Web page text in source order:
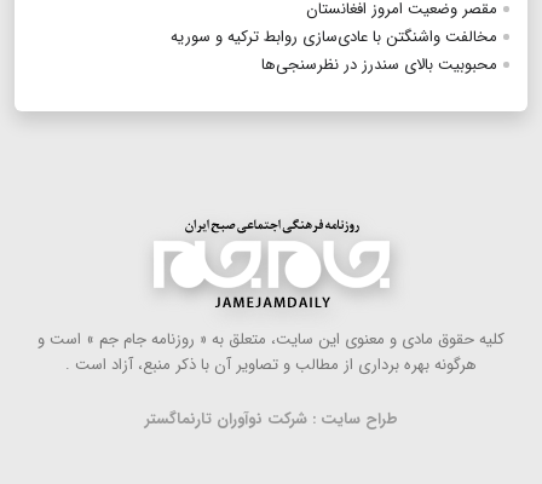
مقصر وضعیت امروز افغانستان
مخالفت واشنگتن با عادی‌سازی روابط ترکیه و سوریه
محبوبیت بالای سندرز در نظرسنجی‌ها
كلیه حقوق مادی و معنوی این سایت، متعلق به « روزنامه جام جم » است و
هرگونه بهره ‌برداری از مطالب و تصاویر آن با ذكر منبع، آزاد است .
طراح سایت : شرکت نوآوران تارنماگستر